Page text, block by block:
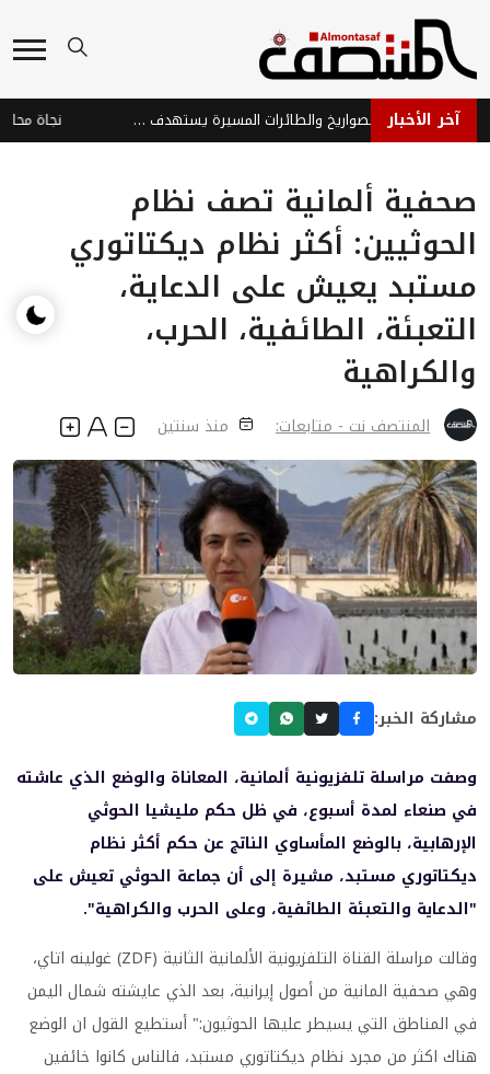
آخر الأخبار هجوم حوثي بالصواريخ والطائرات المسيرة يستهدف ميناء المخا والساحل الغربي
صحفية ألمانية تصف نظام
الحوثيين: أكثر نظام ديكتاتوري
مستبد يعيش على الدعاية،
التعبئة، الطائفية، الحرب،
والكراهية
المنتصف نت - متابعات: منذ سنتين
مشاركة الخبر:
وصفت مراسلة تلفزيونية ألمانية، المعاناة والوضع الذي عاشته
في صنعاء لمدة أسبوع، في ظل حكم مليشيا الحوثي
الإرهابية، بالوضع المأساوي الناتج عن حكم أكثر نظام
ديكتاتوري مستبد، مشيرة إلى أن جماعة الحوثي تعيش على
"الدعاية والتعبئة الطائفية، وعلى الحرب والكراهية".
وقالت مراسلة القناة التلفزيونية الألمانية الثانية (ZDF) غولينه اتاي،
وهي صحفية المانية من أصول إيرانية، بعد الذي عايشته شمال اليمن
في المناطق التي يسيطر عليها الحوثيون:" أستطيع القول ان الوضع
هناك اكثر من مجرد نظام ديكتاتوري مستبد، فالناس كانوا خائفين